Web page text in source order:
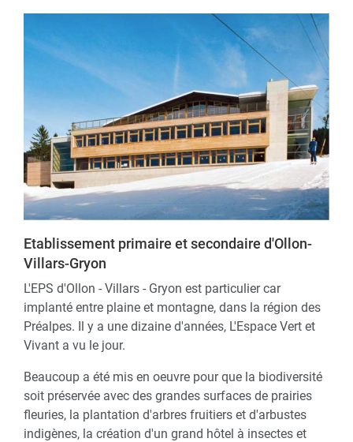
Etablissement primaire et secondaire d'Ollon-
Villars-Gryon
L'EPS d'Ollon - Villars - Gryon est particulier car
implanté entre plaine et montagne, dans la région des
Préalpes. Il y a une dizaine d'années, L'Espace Vert et
Vivant a vu le jour.
Beaucoup a été mis en oeuvre pour que la biodiversité
soit préservée avec des grandes surfaces de prairies
fleuries, la plantation d'arbres fruitiers et d'arbustes
indigènes, la création d'un grand hôtel à insectes et